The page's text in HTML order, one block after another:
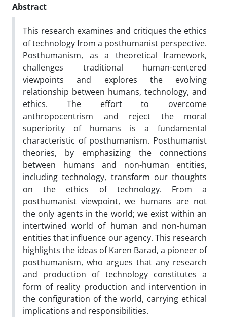
Abstract
This research examines and critiques the ethics
of technology from a posthumanist perspective.
Posthumanism, as a theoretical framework,
challenges traditional human-centered
viewpoints and explores the evolving
relationship between humans, technology, and
ethics. The effort to overcome
anthropocentrism and reject the moral
superiority of humans is a fundamental
characteristic of posthumanism. Posthumanist
theories, by emphasizing the connections
between humans and non-human entities,
including technology, transform our thoughts
on the ethics of technology. From a
posthumanist viewpoint, we humans are not
the only agents in the world; we exist within an
intertwined world of human and non-human
entities that influence our agency. This research
highlights the ideas of Karen Barad, a pioneer of
posthumanism, who argues that any research
and production of technology constitutes a
form of reality production and intervention in
the configuration of the world, carrying ethical
implications and responsibilities.